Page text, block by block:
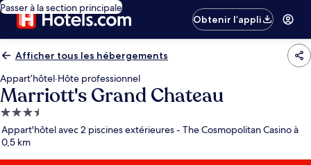
Passer à la section principale
Obtenir l’appli
Afficher tous les hébergements
Appart’hôtel·Hôte professionnel
Marriott's Grand Chateau
Hébergement
3.5 étoiles
Appart'hôtel avec 2 piscines extérieures - The Cosmopolitan Casino à
0,5 km